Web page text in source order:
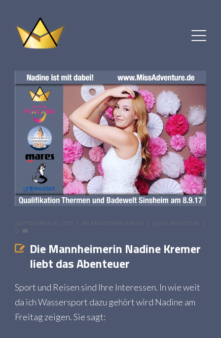
SEPTEMBER 3, 2017 BY MARTINHELMERS
QUALIFIKATION
Die Mannheimerin Nadine Kremer
liebt das Abenteuer
Sport und Reisen sind Ihre Interessen. In wie weit
da ich Wassersport dazu gehört wird Nadine am
Freitag zeigen. Sie sagt: